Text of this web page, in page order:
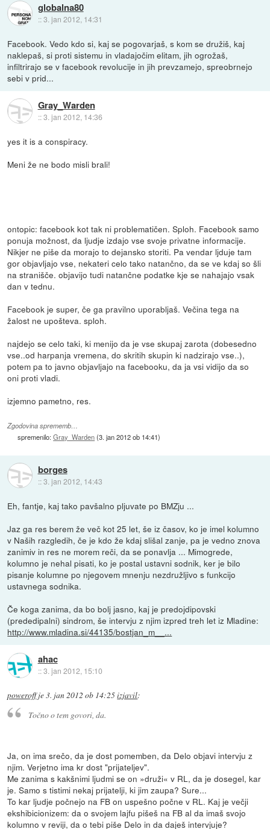
globalna80
::3. jan 2012, 14:31
Facebook. Vedo kdo si, kaj se pogovarjaš, s kom se družiš, kaj
naklepaš, si proti sistemu in vladajočim elitam, jih ogrožaš,
infiltrirajo se v facebook revolucije in jih prevzamejo, spreobrnejo
sebi v prid...
Gray_Warden
::3. jan 2012, 14:36
yes it is a conspiracy.
Meni že ne bodo misli brali!
ontopic: facebook kot tak ni problematičen. Sploh. Facebook samo
ponuja možnost, da ljudje izdajo vse svoje privatne informacije.
Nikjer ne piše da morajo to dejansko storiti. Pa vendar ljduje tam
gor objavljajo vse, nekateri celo tako natančno, da se ve kdaj so šli
na stranišče. objavijo tudi natančne podatke kje se nahajajo vsak
dan v tednu.
Facebook je super, če ga pravilno uporabljaš. Večina tega na
žalost ne upošteva. sploh.
najdejo se celo taki, ki menijo da je vse skupaj zarota (dobesedno
vse..od harpanja vremena, do skritih skupin ki nadzirajo vse..),
potem pa to javno objavljajo na facebooku, da ja vsi vidijo da so
oni proti vladi.
izjemno pametno, res.
Zgodovina sprememb…
spremenilo:Gray_Warden(3. jan 2012 ob 14:41)
borges
::3. jan 2012, 14:43
Eh, fantje, kaj tako pavšalno pljuvate po BMZju ...
Jaz ga res berem že več kot 25 let, še iz časov, ko je imel kolumno
v Naših razgledih, če je kdo že kdaj slišal zanje, pa je vedno znova
zanimiv in res ne morem reči, da se ponavlja ... Mimogrede,
kolumno je nehal pisati, ko je postal ustavni sodnik, ker je bilo
pisanje kolumne po njegovem mnenju nezdružljivo s funkcijo
ustavnega sodnika.
Če koga zanima, da bo bolj jasno, kaj je predojdipovski
(prededipalni) sindrom, še intervju z njim izpred treh let iz Mladine:
http://www.mladina.si/44135/bostjan_m__...
ahac
::3. jan 2012, 15:10
poweroffje3. jan 2012 ob 14:25izjavil:
Točno o tem govori, da.
Ja, on ima srečo, da je dost pomemben, da Delo objavi intervju z
njim. Verjetno ima kr dost "prijateljev".
Me zanima s kakšnimi ljudmi se on »druži« v RL, da je dosegel, kar
je. Samo s tistimi nekaj prijatelji, ki jim zaupa? Sure...
To kar ljudje počnejo na FB on uspešno počne v RL. Kaj je večji
ekshibicionizem: da o svojem lajfu pišeš na FB al da imaš svojo
kolumno v reviji, da o tebi piše Delo in da daješ intervjuje?